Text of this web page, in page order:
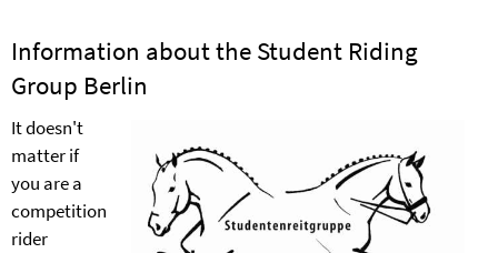
Information about the Student Riding
Group Berlin
It doesn't
matter if
you are a
competition
rider